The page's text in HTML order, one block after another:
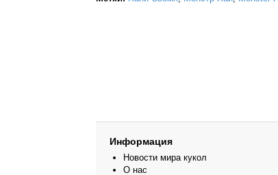
Информация
Новости мира кукол
О нас